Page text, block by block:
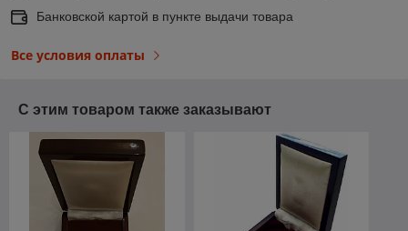
Банковской картой в пункте выдачи товара
Все условия оплаты
С этим товаром также заказывают